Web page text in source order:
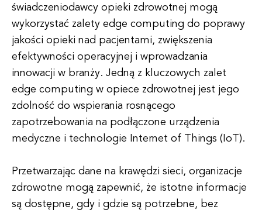
świadczeniodawcy opieki zdrowotnej mogą
wykorzystać zalety edge computing do poprawy
jakości opieki nad pacjentami, zwiększenia
efektywności operacyjnej i wprowadzania
innowacji w branży. Jedną z kluczowych zalet
edge computing w opiece zdrowotnej jest jego
zdolność do wspierania rosnącego
zapotrzebowania na podłączone urządzenia
medyczne i technologie Internet of Things (IoT).
Przetwarzając dane na krawędzi sieci, organizacje
zdrowotne mogą zapewnić, że istotne informacje
są dostępne, gdy i gdzie są potrzebne, bez